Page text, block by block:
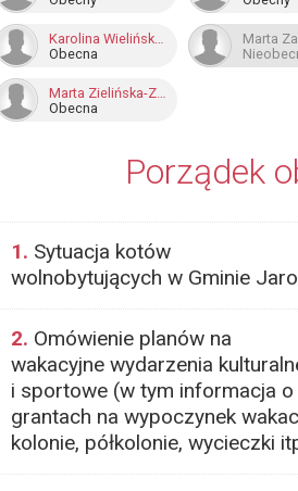
Karolina Wielińska-Kuś
Obecna
Marta
Marta Zielińska-Zaworska
Obecna
Porządek
1. Sytuacja kotów
wolnobytujących w Gminie
2. Omówienie planów na
wakacyjne wydarzenia
i sportowe (w tym informacja
grantach na wypoczynek
kolonie, półkolonie, wycieczki